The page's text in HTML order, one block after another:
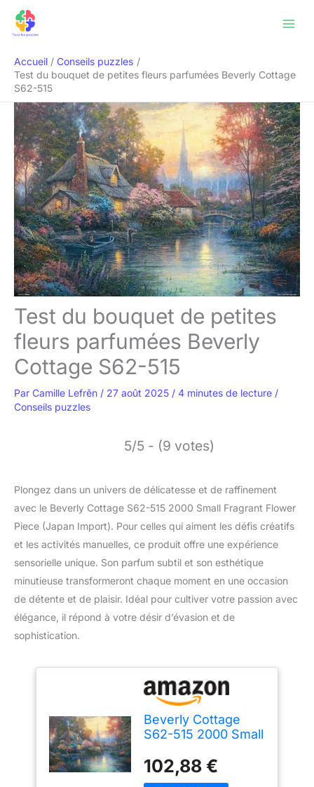
Accueil
Conseils puzzles
Test du bouquet de petites fleurs parfumées Beverly Cottage
S62-515
Test du bouquet de petites
fleurs parfumées Beverly
Cottage S62-515
Par Camille Lefrēn / 27 août 2025 / 4 minutes de lecture /
Conseils puzzles
5/5 - (9 votes)
Plongez dans un univers de délicatesse et de raffinement
avec le Beverly Cottage S62-515 2000 Small Fragrant Flower
Piece (Japan Import). Pour celles qui aiment les défis créatifs
et les activités manuelles, ce produit offre une expérience
sensorielle unique. Son parfum subtil et son esthétique
minutieuse transformeront chaque moment en une occasion
de détente et de plaisir. Idéal pour cultiver votre passion avec
élégance, il répond à votre désir d’évasion et de
sophistication.
Beverly Cottage
S62-515 2000 Small
Piece (Japan
Import)
102,88 €
Rechercher